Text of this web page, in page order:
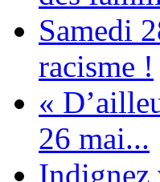
Samedi
racisme !
«
26 mai...